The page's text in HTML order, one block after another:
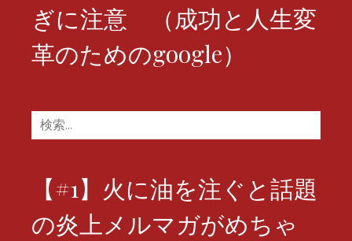
ぎに注意 （成功と人生変
革のためのgoogle）
検
索:
【#1】火に油を注ぐと話題
の炎上メルマガがめちゃ